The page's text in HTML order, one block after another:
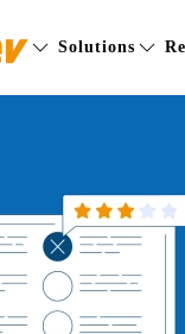
Solutions